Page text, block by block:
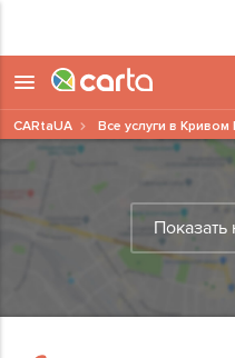
Показать
CARtaUA Все услуги в Кривом